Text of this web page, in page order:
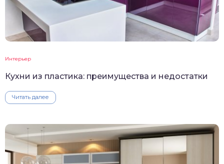
Интерьер
Кухни из пластика: преимущества и недостатки
Читать далее